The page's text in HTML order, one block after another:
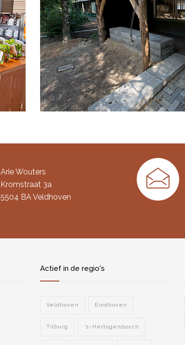
Arie Wouters
Kromstraat 3a
5504 BA Veldhoven
Actief in de regio's
Veldhoven Eindhoven
Tilburg 's-Hertogenbosch